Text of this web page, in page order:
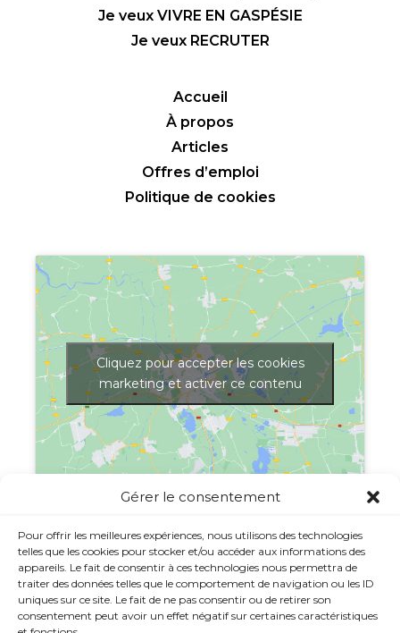
Gérer le consentement
Pour offrir les meilleures expériences, nous utilisons des technologies
telles que les cookies pour stocker et/ou accéder aux informations des
appareils. Le fait de consentir à ces technologies nous permettra de
traiter des données telles que le comportement de navigation ou les ID
uniques sur ce site. Le fait de ne pas consentir ou de retirer son
consentement peut avoir un effet négatif sur certaines caractéristiques
Je veux VIVRE EN GASPÉSIE
Je veux RECRUTER
Accueil
À propos
Articles
Offres d’emploi
Politique de cookies
Cliquez pour accepter les cookies
marketing et activer ce contenu